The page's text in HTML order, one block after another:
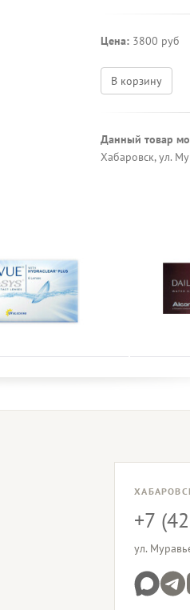
Цена: 3800 руб
В корзину
Данный товар
Хабаровск, ул.
+7
ул.